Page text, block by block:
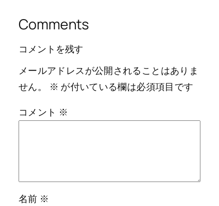
Comments
コメントを残す
メールアドレスが公開されることはありま
せん。
※ が付いている欄は必須項目です
コメント ※
名前 ※